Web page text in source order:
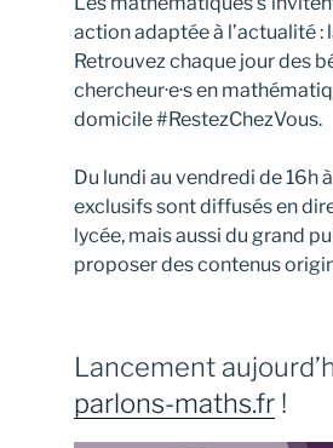
action adaptée à l’actualité :
Retrouvez chaque jour des
chercheur·e·s en
domicile #RestezChezVous.
Du lundi au vendredi de 16h
exclusifs sont diffusés en
lycée, mais aussi du grand
proposer des contenus
Lancement
parlons-maths.fr !